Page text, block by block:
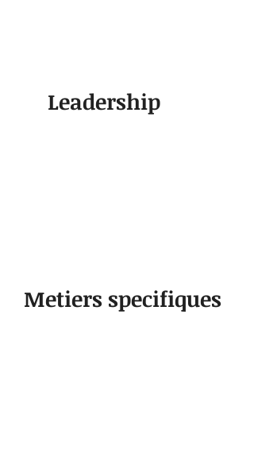
Leadership
Metiers specifiques